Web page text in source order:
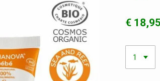
€ 18,95